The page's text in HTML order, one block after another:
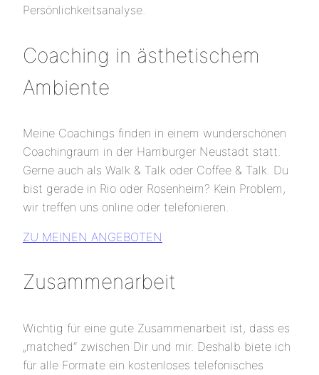
Persönlichkeitsanalyse.
Coaching in ästhetischem
Ambiente
Meine Coachings finden in einem wunderschönen
Coachingraum in der Hamburger Neustadt statt.
Gerne auch als Walk & Talk oder Coffee & Talk. Du
bist gerade in Rio oder Rosenheim? Kein Problem,
wir treffen uns online oder telefonieren.
ZU MEINEN ANGEBOTEN
Zusammenarbeit
Wichtig für eine gute Zusammenarbeit ist, dass es
„matched“ zwischen Dir und mir. Deshalb biete ich
für alle Formate ein kostenloses telefonisches